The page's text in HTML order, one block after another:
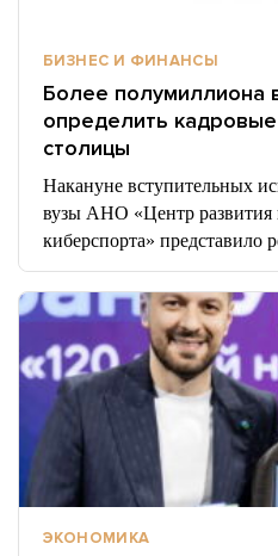
БИЗНЕС И ФИНАНСЫ
Более полумиллиона
определить
столицы
Накануне вступительных
вузы АНО «Центр развития
киберспорта» представило
ЭКОНОМИКА